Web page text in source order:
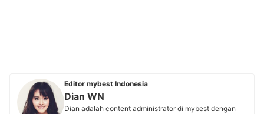
Editor mybest Indonesia
Dian WN
Dian adalah content administrator di mybest dengan